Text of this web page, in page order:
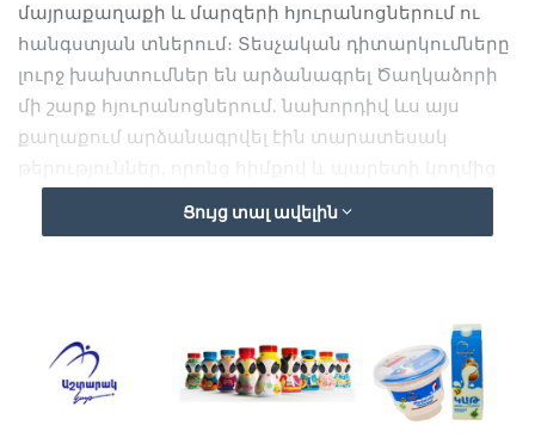
մայրաքաղաքի և մարզերի հյուրանոցներում ու
հանգստյան տներում։ Տեսչական դիտարկումները
լուրջ խախտումներ են արձանագրել Ծաղկաձորի
մի շարք հյուրանոցներում. նախորդիվ ևս այս
քաղաքում արձանագրվել էին տարատեսակ
24-ժամյա կասեցման որոշումներ էին կայացվել։
Այսօր արձանագրված խախտումները ևս
զուգահեռ տարվող դիտարկումներն առանձնակի
խախտումներ չեն արձանագրել այլ հանգստյան
տներում։ Հիմնական թերությունները եղել են
Ցույց տալ ավելին